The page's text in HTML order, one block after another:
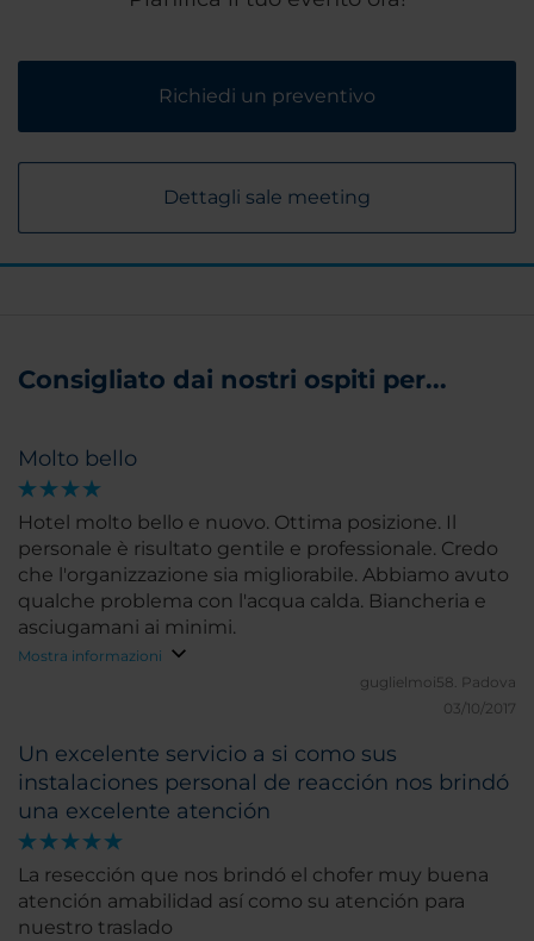
Richiedi un preventivo
Dettagli sale meeting
Consigliato dai nostri ospiti per...
Molto bello
Hotel molto bello e nuovo. Ottima posizione. Il
personale è risultato gentile e professionale. Credo
che l'organizzazione sia migliorabile. Abbiamo avuto
qualche problema con l'acqua calda. Biancheria e
asciugamani ai minimi.
Mostra informazioni
guglielmoi58.
Padova
03/10/2017
Un excelente servicio a si como sus
instalaciones personal de reacción nos brindó
una excelente atención
La resección que nos brindó el chofer muy buena
atención amabilidad así como su atención para
nuestro traslado